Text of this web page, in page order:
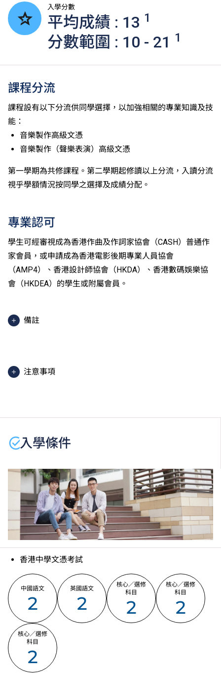
入學分數
平均成績 : 13 1
分數範圍 : 10 - 21 1
課程分流
課程設有以下分流供同學選擇，以加強相關的專業知識及技
能：
音樂製作高級文憑
音樂製作（聲樂表演）高級文憑
第一學期為共修課程。第二學期起修讀以上分流，入讀分流
視乎學額情況按同學之選擇及成績分配。
專業認可
學生可經審視成為香港作曲及作詞家協會（CASH）普通作
家會員，或申請成為香港電影後期專業人員協會
（AMP4）、香港設計師協會（HKDA）、香港數碼娛樂協
會（HKDEA）的學生或附屬會員。
備註
數。分數只供參考。（分數對應為：5**=7分；5*=6
分；5=5分；4=4分；3=3分；2=2分；1=1分）
注意事項
學生或須於其他VTC院校上課。VTC可因應情況取消任
分校／上課地點。
入學條件
香港中學文憑考試
中國語文
2
英國語文
2
核心／選修
科目
2
核心／選修
科目
2
核心／選修
科目
2